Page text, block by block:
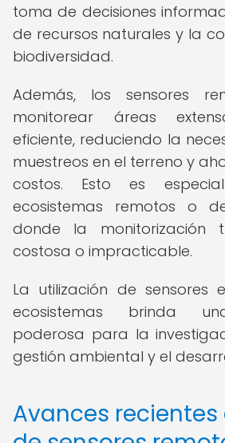
toma de decisiones
de recursos naturales y la
biodiversidad.
Además, los sensores
monitorear áreas
eficiente, reduciendo la
muestreos en el terreno y
costos. Esto es
ecosistemas remotos o
donde la monitorización
costosa o impracticable.
La utilización de sensores
ecosistemas brinda
poderosa para la
gestión ambiental y el
Avances recientes